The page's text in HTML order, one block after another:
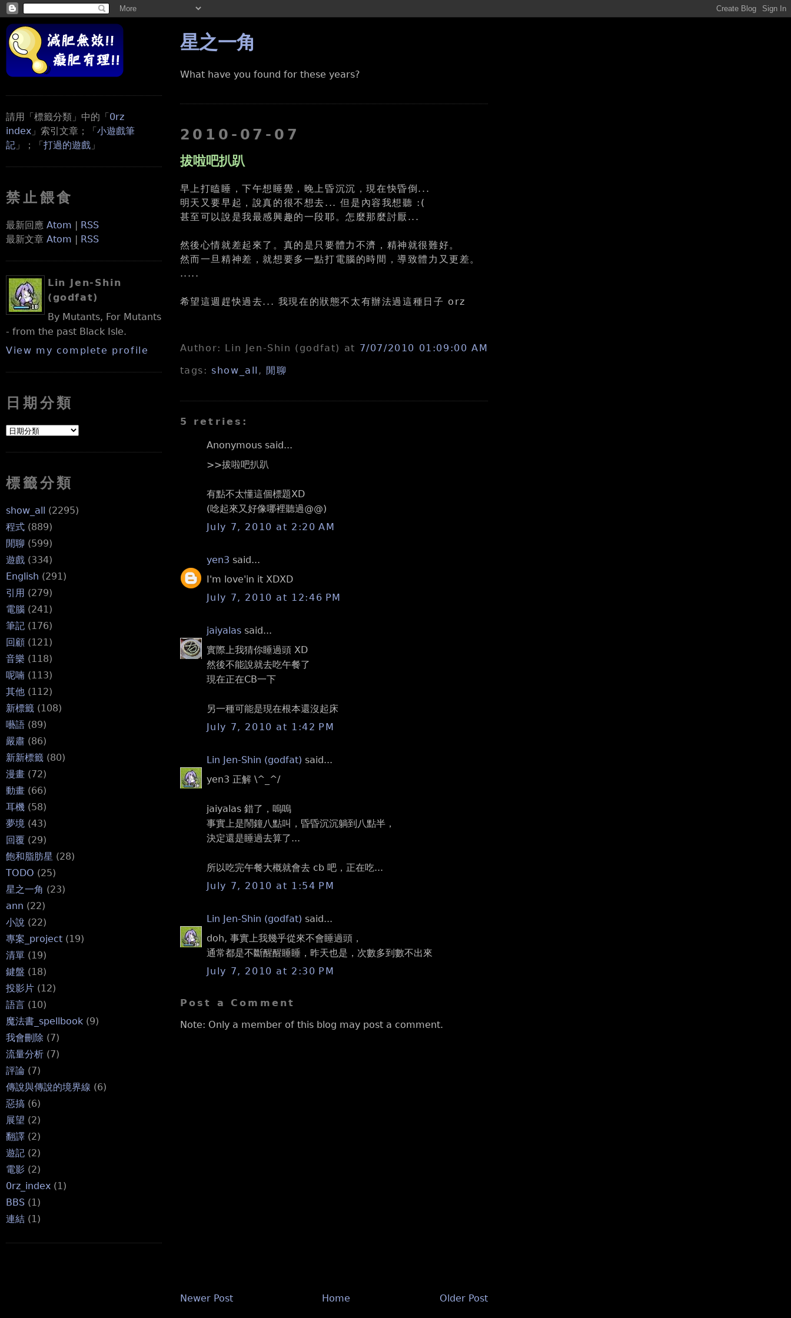
請用「標籤分類」中的「0rz
index 」索引文章；「小遊戲筆
記 」；「打過的遊戲 」
禁止餵食
最新回應 Atom | RSS
最新文章 Atom | RSS
Lin Jen-Shin
(godfat)
By Mutants, For Mutants
- from the past Black Isle.
View my complete profile
日期分類
標籤分類
show_all (2295)
程式 (889)
閒聊 (599)
遊戲 (334)
English (291)
引用 (279)
電腦 (241)
筆記 (176)
回顧 (121)
音樂 (118)
呢喃 (113)
其他 (112)
新標籤 (108)
囈語 (89)
嚴肅 (86)
新新標籤 (80)
漫畫 (72)
動畫 (66)
耳機 (58)
夢境 (43)
回覆 (29)
飽和脂肪星 (28)
TODO (25)
星之一角 (23)
ann (22)
小說 (22)
專案_project (19)
清單 (19)
鍵盤 (18)
投影片 (12)
語言 (10)
魔法書_spellbook (9)
我會刪除 (7)
流量分析 (7)
評論 (7)
傳說與傳說的境界線 (6)
惡搞 (6)
展望 (2)
翻譯 (2)
遊記 (2)
電影 (2)
0rz_index (1)
BBS (1)
連結 (1)
星之一角
What have you found for these years?
2010-07-07
拔啦吧扒趴
早上打瞌睡，下午想睡覺，晚上昏沉沉，現在快昏倒...
明天又要早起，說真的很不想去... 但是內容我想聽 :(
甚至可以說是我最感興趣的一段耶。怎麼那麼討厭...
然後心情就差起來了。真的是只要體力不濟，精神就很難好。
然而一旦精神差，就想要多一點打電腦的時間，導致體力又更差。
.....
希望這週趕快過去... 我現在的狀態不太有辦法過這種日子 orz
Author: Lin Jen-Shin (godfat) at 7/07/2010 01:09:00 AM
tags:show_all , 閒聊
5 retries:
Anonymous said...
>>拔啦吧扒趴
有點不太懂這個標題XD
(唸起來又好像哪裡聽過@@)
July 7, 2010 at 2:20 AM
yen3 said...
I'm love'in it XDXD
July 7, 2010 at 12:46 PM
jaiyalassaid...
實際上我猜你睡過頭 XD
然後不能說就去吃午餐了
現在正在CB一下
另一種可能是現在根本還沒起床
July 7, 2010 at 1:42 PM
Lin Jen-Shin (godfat) said...
yen3 正解 \^_^/
jaiyalas 錯了，嗚嗚
事實上是鬧鐘八點叫，昏昏沉沉躺到八點半，
決定還是睡過去算了...
所以吃完午餐大概就會去 cb 吧，正在吃...
July 7, 2010 at 1:54 PM
Lin Jen-Shin (godfat) said...
doh, 事實上我幾乎從來不會睡過頭，
通常都是不斷醒醒睡睡，昨天也是，次數多到數不出來
July 7, 2010 at 2:30 PM
Post a Comment
Note: Only a member of this blog may post a comment.
Newer Post Older Post
Home